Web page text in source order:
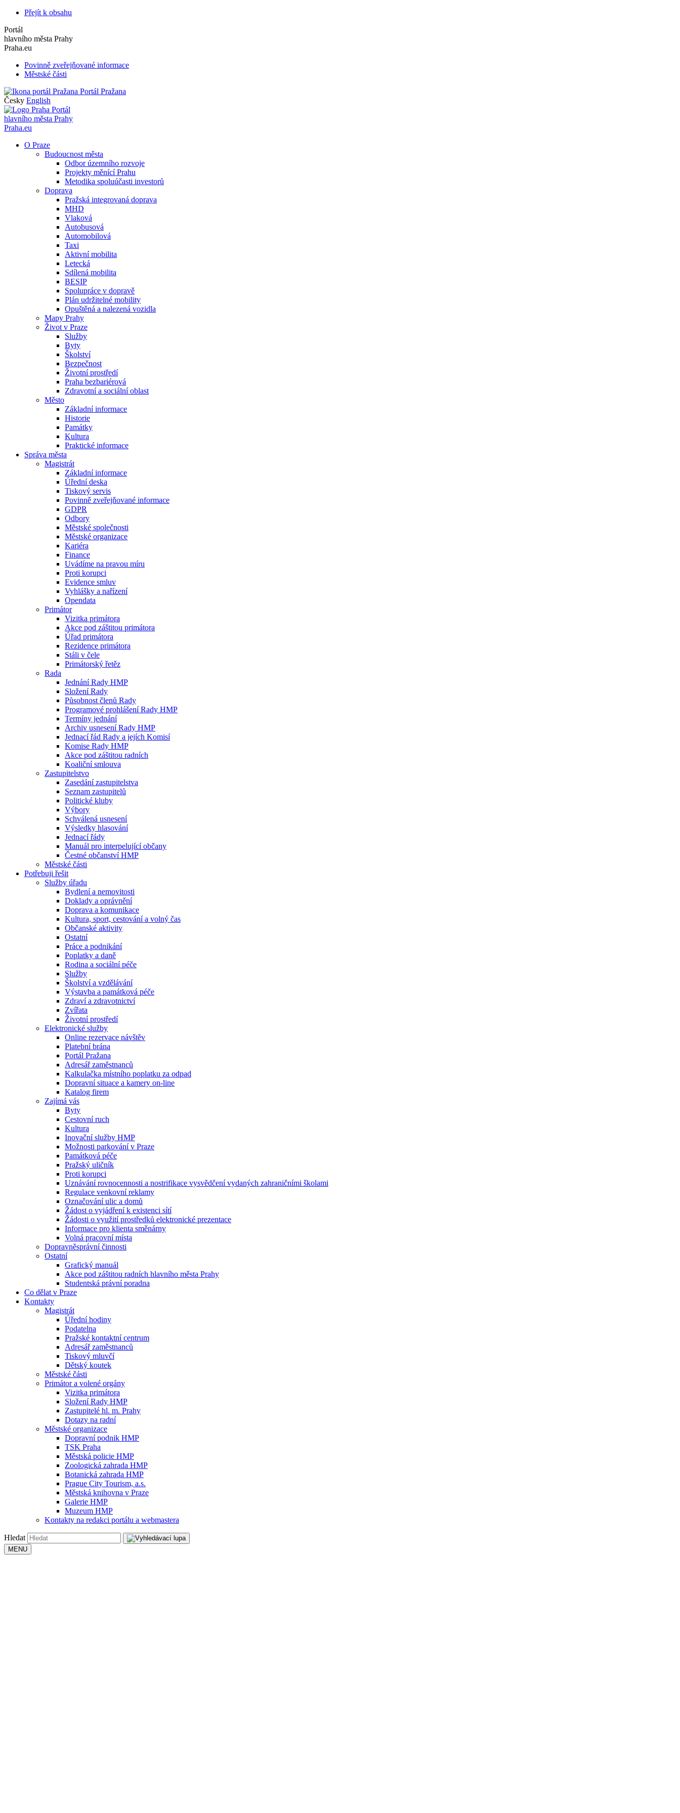
Přejít k obsahu
Portál
hlavního města Prahy
Praha.eu
Povinně zveřejňované informace
Městské části
Portál Pražana
Česky English
Portál
hlavního města Prahy
Praha.eu
O Praze
Budoucnost města
Odbor územního rozvoje
Projekty měnící Prahu
Metodika spoluúčasti investorů
Doprava
Pražská integrovaná doprava
MHD
Vlaková
Autobusová
Automobilová
Taxi
Aktivní mobilita
Letecká
Sdílená mobilita
BESIP
Spolupráce v dopravě
Plán udržitelné mobility
Opuštěná a nalezená vozidla
Mapy Prahy
Život v Praze
Služby
Byty
Školství
Bezpečnost
Životní prostředí
Praha bezbariérová
Zdravotní a sociální oblast
Město
Základní informace
Historie
Památky
Kultura
Praktické informace
Správa města
Magistrát
Základní informace
Úřední deska
Tiskový servis
Povinně zveřejňované informace
GDPR
Odbory
Městské společnosti
Městské organizace
Kariéra
Finance
Uvádíme na pravou míru
Proti korupci
Evidence smluv
Vyhlášky a nařízení
Opendata
Primátor
Vizitka primátora
Akce pod záštitou primátora
Úřad primátora
Rezidence primátora
Stáli v čele
Primátorský řetěz
Rada
Jednání Rady HMP
Složení Rady
Působnost členů Rady
Programové prohlášení Rady HMP
Termíny jednání
Archiv usnesení Rady HMP
Jednací řád Rady a jejích Komisí
Komise Rady HMP
Akce pod záštitou radních
Koaliční smlouva
Zastupitelstvo
Zasedání zastupitelstva
Seznam zastupitelů
Politické kluby
Výbory
Schválená usnesení
Výsledky hlasování
Jednací řády
Manuál pro interpelující občany
Čestné občanství HMP
Městské části
Potřebuji řešit
Služby úřadu
Bydlení a nemovitosti
Doklady a oprávnění
Doprava a komunikace
Kultura, sport, cestování a volný čas
Občanské aktivity
Ostatní
Práce a podnikání
Poplatky a daně
Rodina a sociální péče
Služby
Školství a vzdělávání
Výstavba a památková péče
Zdraví a zdravotnictví
Zvířata
Životní prostředí
Elektronické služby
Online rezervace návštěv
Platební brána
Portál Pražana
Adresář zaměstnanců
Kalkulačka místního poplatku za odpad
Dopravní situace a kamery on-line
Katalog firem
Zajímá vás
Byty
Cestovní ruch
Kultura
Inovační služby HMP
Možnosti parkování v Praze
Památková péče
Pražský uličník
Proti korupci
Uznávání rovnocennosti a nostrifikace vysvědčení vydaných zahraničními školami
Regulace venkovní reklamy
Označování ulic a domů
Žádost o vyjádření k existenci sítí
Žádosti o využití prostředků elektronické prezentace
Informace pro klienta směnárny
Volná pracovní místa
Dopravněsprávní činnosti
Ostatní
Grafický manuál
Akce pod záštitou radních hlavního města Prahy
Studentská právní poradna
Co dělat v Praze
Kontakty
Magistrát
Úřední hodiny
Podatelna
Pražské kontaktní centrum
Adresář zaměstnanců
Tiskový mluvčí
Dětský koutek
Městské části
Primátor a volené orgány
Vizitka primátora
Složení Rady HMP
Zastupitelé hl. m. Prahy
Dotazy na radní
Městské organizace
Dopravní podnik HMP
TSK Praha
Městská policie HMP
Zoologická zahrada HMP
Botanická zahrada HMP
Prague City Tourism, a.s.
Městská knihovna v Praze
Galerie HMP
Muzeum HMP
Kontakty na redakci portálu a webmastera
Hledat
MENU